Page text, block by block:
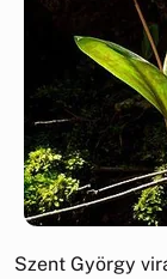
Szent György